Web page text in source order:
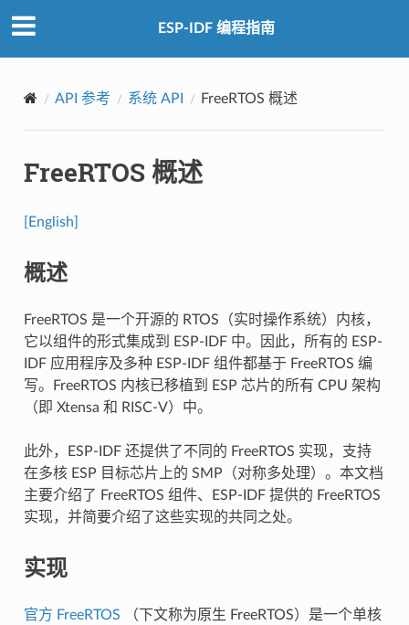
ESP-IDF 编程指南
API 参考 系统 API FreeRTOS 概述
FreeRTOS 概述
[English]
概述
FreeRTOS 是一个开源的 RTOS（实时操作系统）内核，
它以组件的形式集成到 ESP-IDF 中。因此，所有的 ESP-
IDF 应用程序及多种 ESP-IDF 组件都基于 FreeRTOS 编
写。FreeRTOS 内核已移植到 ESP 芯片的所有 CPU 架构
（即 Xtensa 和 RISC-V）中。
此外，ESP-IDF 还提供了不同的 FreeRTOS 实现，支持
在多核 ESP 目标芯片上的 SMP（对称多处理）。本文档
主要介绍了 FreeRTOS 组件、ESP-IDF 提供的 FreeRTOS
实现，并简要介绍了这些实现的共同之处。
实现
官方 FreeRTOS （下文称为原生 FreeRTOS）是一个单核